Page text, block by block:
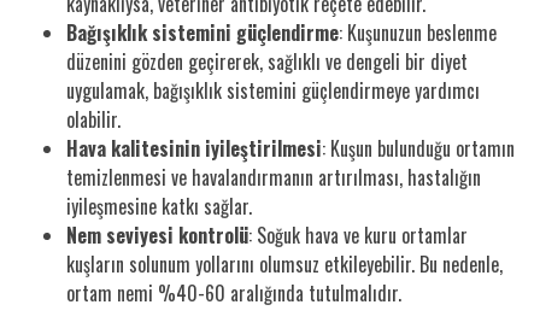
Bağışıklık sistemini güçlendirme: Kuşunuzun beslenme
düzenini gözden geçirerek, sağlıklı ve dengeli bir diyet
uygulamak, bağışıklık sistemini güçlendirmeye yardımcı
olabilir.
Hava kalitesinin iyileştirilmesi: Kuşun bulunduğu ortamın
temizlenmesi ve havalandırmanın artırılması, hastalığın
iyileşmesine katkı sağlar.
Nem seviyesi kontrolü: Soğuk hava ve kuru ortamlar
kuşların solunum yollarını olumsuz etkileyebilir. Bu nedenle,
ortam nemi %40-60 aralığında tutulmalıdır.